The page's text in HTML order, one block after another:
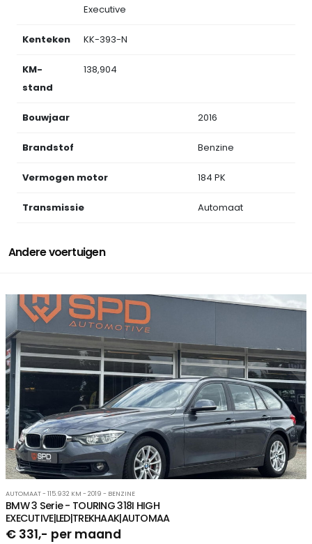
Executive
Kenteken KK-393-N
KM-
stand
138,904
Bouwjaar 2016
Brandstof Benzine
Vermogen motor 184 PK
Transmissie Automaat
Andere voertuigen
AUTOMAAT - 115.932 KM - 2019 - BENZINE
BMW 3 Serie - TOURING 318I HIGH
EXECUTIVE|LED|TREKHAAK|AUTOMAA
€ 331,- per maand